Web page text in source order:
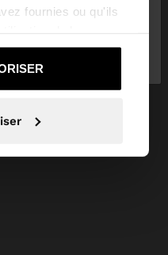
fournies ou qu'ils